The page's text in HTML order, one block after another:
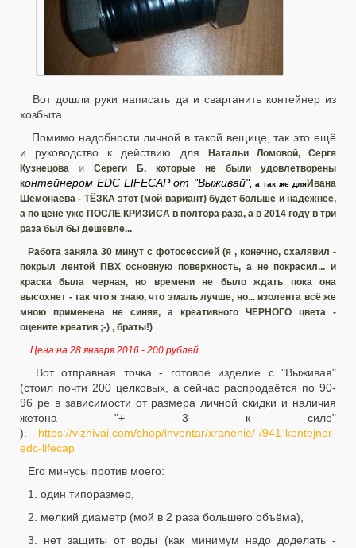
Вот дошли руки написать да и сварганить контейнер из
хозбыта...
Помимо надобности личной в такой вещице, так это ещё
и руководство к действию для
Натальи Ломовой,Сергя
Кузнецова и Сереги Б, которые не были удовлетворены
контейнером EDC LIFECAP от "Выживай", а так же дляИвана
Шемонаева - ТЁЗКА этот (мой вариант) будет больше и надёжнее,
а по цене уже ПОСЛЕ КРИЗИСА в полтора раза, а в 2014 году в три
раза был бы дешевле...
Работа заняла 30 минут с фотосессией (я , конечно, схалявил -
покрыл лентой ПВХ основную поверхность, а не покрасил... и
краска была черная, но времени не было ждать пока она
высохнет - так что я знаю, что эмаль лучше, но... изолента всё же
мною применена не синяя, а креативного ЧЕРНОГО цвета -
оцените креатив ;-) , браты!)
Цена на 28 января 2016 - 200 рублей.
Вот отправная точка - готовое изделие с "Выживая"
(стоил почти 200 целковых, а сейчас распродаётся по 90-
96 ре в зависимости от размера личной скидки и наличия
жетона "+ 3 к силе"
). https://vizhivai.com/shop/inventar/xranenie/-/941-kontejner-
edc-lifecap
Его минусы против моего:
1. один типоразмер,
2. мелкий диаметр (мой в 2 раза большего объёма),
3. нет защиты от воды (как минимум надо доделать -